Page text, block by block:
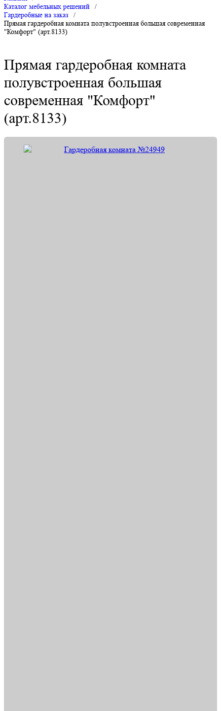
Каталог мебельных решений
/
Гардеробные на заказ
/
Прямая гардеробная комната полувстроенная большая современная
"Комфорт" (арт.8133)
Прямая гардеробная комната
полувстроенная большая
современная "Комфорт"
(арт.8133)